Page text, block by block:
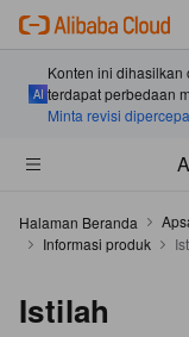
Konten ini dihasilkan
terdapat perbedaan
Minta revisi
Halaman Beranda
Informasi produk
Istilah